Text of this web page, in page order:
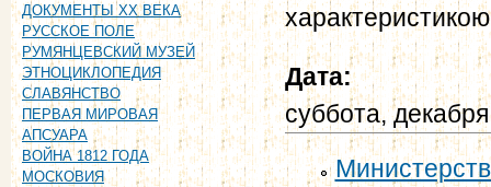
ДОКУМЕНТЫ XX ВЕКА
РУССКОЕ ПОЛЕ
РУМЯНЦЕВСКИЙ МУЗЕЙ
ЭТНОЦИКЛОПЕДИЯ
СЛАВЯНСТВО
ПЕРВАЯ МИРОВАЯ
АПСУАРА
ВОЙНА 1812 ГОДА
МОСКОВИЯ
Дата:
суббота,